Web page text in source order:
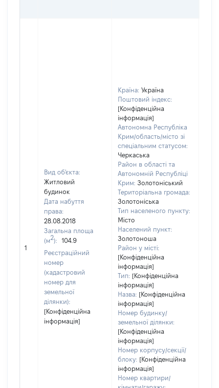
1
Вид об'єкта:
Житловий
будинок
Дата набуття
права:
28.08.2018
Загальна площа
(м2):
104.9
Реєстраційний
номер
(кадастровий
номер для
земельної
ділянки):
[Конфіденційна
інформація]
Країна: Україна
Поштовий індекс:
[Конфіденційна
інформація]
Автономна Республіка
Крим/область/місто зі
спеціальним статусом:
Черкаська
Район в області та
Автономній Республіці
Крим: Золотоніський
Територіальна громада:
Золотоніська
Тип населеного пункту:
Місто
Населений пункт:
Золотоноша
Район у місті:
[Конфіденційна
інформація]
Тип: [Конфіденційна
інформація]
Назва: [Конфіденційна
інформація]
Номер будинку/
земельної ділянки:
[Конфіденційна
інформація]
Номер корпусу/секції/
блоку: [Конфіденційна
інформація]
Номер квартири/